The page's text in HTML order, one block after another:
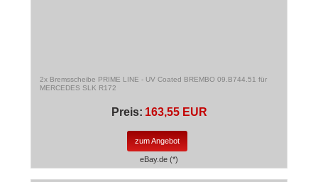
2x Bremsscheibe PRIME LINE - UV Coated BREMBO 09.B744.51 für
MERCEDES SLK R172
Preis: 163,55 EUR
zum Angebot
eBay.de (*)